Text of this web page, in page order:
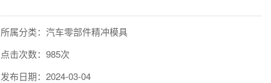
所属分类：汽车零部件精冲模具
点击次数：985次
发布日期：2024-03-04